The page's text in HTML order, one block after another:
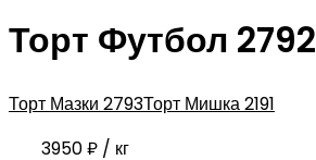
Торт Футбол 2792
Торт Мазки 2793Торт Мишка 2191
3950₽ / кг